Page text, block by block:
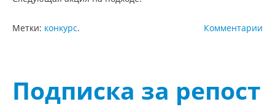
Комментарии
Метки: конкурс.
Подписка за репост